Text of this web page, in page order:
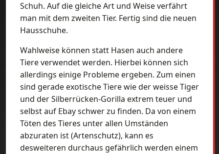
Schuh. Auf die gleiche Art und Weise verfährt
man mit dem zweiten Tier. Fertig sind die neuen
Hausschuhe.
Wahlweise können statt Hasen auch andere
Tiere verwendet werden. Hierbei können sich
allerdings einige Probleme ergeben. Zum einen
sind gerade exotische Tiere wie der weisse Tiger
und der Silberrücken-Gorilla extrem teuer und
selbst auf Ebay schwer zu finden. Da von einem
Töten des Tieres unter allen Umständen
abzuraten ist (Artenschutz), kann es
desweiteren durchaus gefährlich werden einem